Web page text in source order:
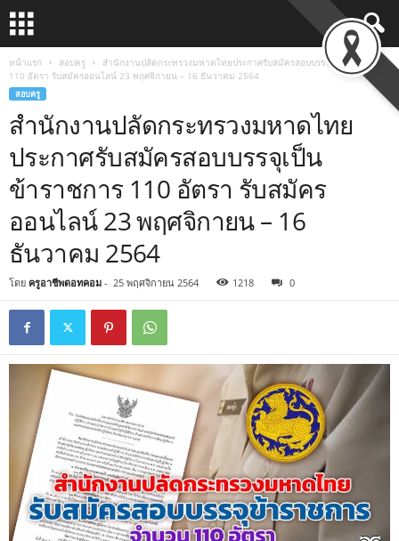
หน้าแรก สอบครู
สำนักงานปลัดกระทรวงมหาดไทยประกาศรับสมัครสอบบรรจุเป็นข้าราชการ
110 อัตรา รับสมัครออนไลน์ 23 พฤศจิกายน – 16 ธันวาคม 2564
สอบครู
สำนักงานปลัดกระทรวงมหาดไทย
ประกาศรับสมัครสอบบรรจุเป็น
ข้าราชการ 110 อัตรา รับสมัคร
ออนไลน์ 23 พฤศจิกายน – 16
ธันวาคม 2564
โดย ครูอาชีพดอทคอม - 25 พฤศจิกายน 2564 1218 0